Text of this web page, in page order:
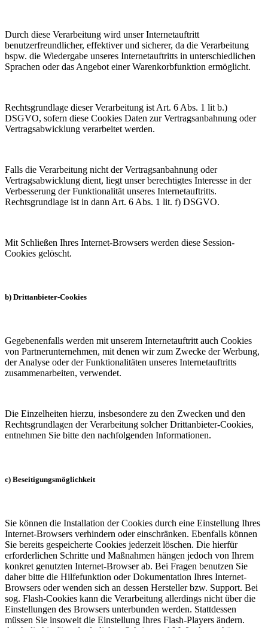
Durch diese Verarbeitung wird unser Internetauftritt
benutzerfreundlicher, effektiver und sicherer, da die Verarbeitung
bspw. die Wiedergabe unseres Internetauftritts in unterschiedlichen
Sprachen oder das Angebot einer Warenkorbfunktion ermöglicht.
Rechtsgrundlage dieser Verarbeitung ist Art. 6 Abs. 1 lit b.)
DSGVO, sofern diese Cookies Daten zur Vertragsanbahnung oder
Vertragsabwicklung verarbeitet werden.
Falls die Verarbeitung nicht der Vertragsanbahnung oder
Vertragsabwicklung dient, liegt unser berechtigtes Interesse in der
Verbesserung der Funktionalität unseres Internetauftritts.
Rechtsgrundlage ist in dann Art. 6 Abs. 1 lit. f) DSGVO.
Mit Schließen Ihres Internet-Browsers werden diese Session-
Cookies gelöscht.
b) Drittanbieter-Cookies
Gegebenenfalls werden mit unserem Internetauftritt auch Cookies
von Partnerunternehmen, mit denen wir zum Zwecke der Werbung,
der Analyse oder der Funktionalitäten unseres Internetauftritts
zusammenarbeiten, verwendet.
Die Einzelheiten hierzu, insbesondere zu den Zwecken und den
Rechtsgrundlagen der Verarbeitung solcher Drittanbieter-Cookies,
entnehmen Sie bitte den nachfolgenden Informationen.
c) Beseitigungsmöglichkeit
Sie können die Installation der Cookies durch eine Einstellung Ihres
Internet-Browsers verhindern oder einschränken. Ebenfalls können
Sie bereits gespeicherte Cookies jederzeit löschen. Die hierfür
erforderlichen Schritte und Maßnahmen hängen jedoch von Ihrem
konkret genutzten Internet-Browser ab. Bei Fragen benutzen Sie
daher bitte die Hilfefunktion oder Dokumentation Ihres Internet-
Browsers oder wenden sich an dessen Hersteller bzw. Support. Bei
sog. Flash-Cookies kann die Verarbeitung allerdings nicht über die
Einstellungen des Browsers unterbunden werden. Stattdessen
müssen Sie insoweit die Einstellung Ihres Flash-Players ändern.